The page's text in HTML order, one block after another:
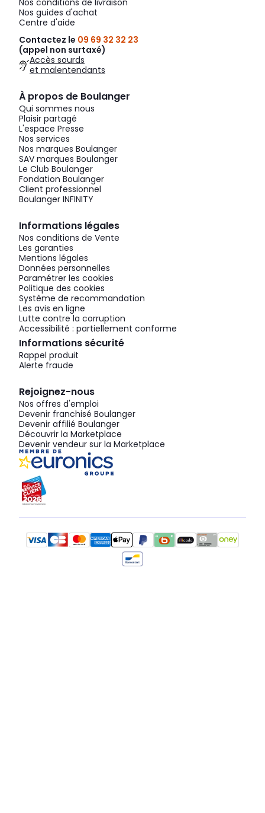
Nos conditions de livraison
Nos guides d'achat
Centre d'aide
Contactez le 09 69 32 32 23
(appel non surtaxé)
Accès sourds
et malentendants
À propos de Boulanger
Qui sommes nous
Plaisir partagé
L'espace Presse
Nos services
Nos marques Boulanger
SAV marques Boulanger
Le Club Boulanger
Fondation Boulanger
Client professionnel
Boulanger INFINITY
Informations légales
Nos conditions de Vente
Les garanties
Mentions légales
Données personnelles
Paramétrer les cookies
Politique des cookies
Système de recommandation
Les avis en ligne
Lutte contre la corruption
Accessibilité : partiellement conforme
Informations sécurité
Rappel produit
Alerte fraude
Rejoignez-nous
Nos offres d'emploi
Devenir franchisé Boulanger
Devenir affilié Boulanger
Découvrir la Marketplace
Devenir vendeur sur la Marketplace